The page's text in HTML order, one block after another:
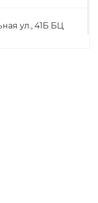
ул., 41Б БЦ